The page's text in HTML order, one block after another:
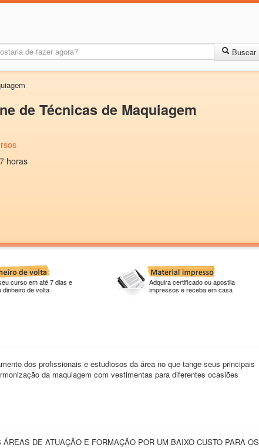
Buscar
de Técnicas de Maquiagem
horas
curso em até 7 dias e
dinheiro de volta
Adquira certificado ou apostila
impressos e receba em casa
dos profissionais e estudiosos da área no que tange seus principais
da maquiagem com vestimentas para diferentes ocasiões
DE ATUAÇÃO E FORMAÇÃO POR UM BAIXO CUSTO PARA OS